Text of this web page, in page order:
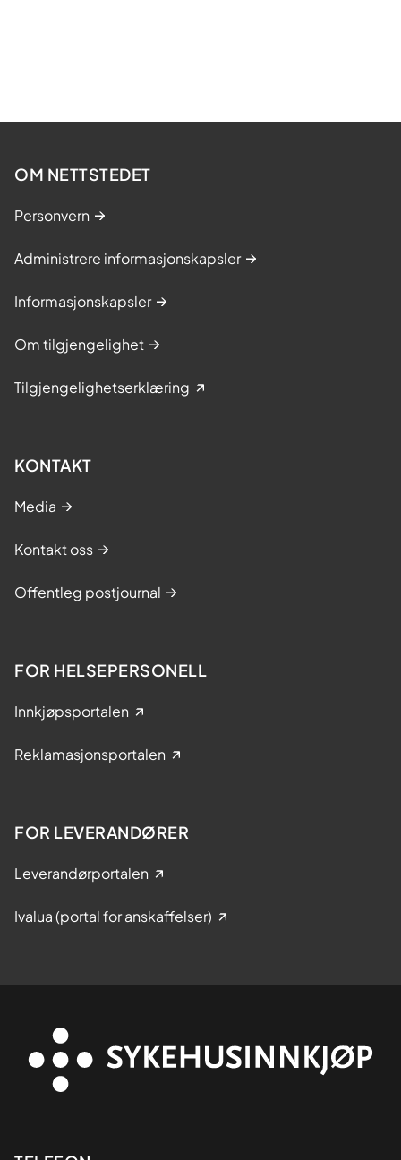
OM NETTSTEDET
Personvern
Administrere informasjonskapsler
Informasjonskapsler
Om tilgjengelighet
Tilgjengelighetserklæring
KONTAKT
Media
Kontakt oss
Offentleg postjournal
FOR HELSEPERSONELL
Innkjøpsportalen
Reklamasjonsportalen
FOR LEVERANDØRER
Leverandørportalen
Ivalua (portal for anskaffelser)